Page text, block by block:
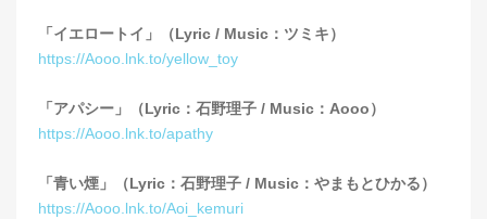
「イエロートイ」（Lyric / Music：ツミキ）
https://Aooo.lnk.to/yellow_toy
「アパシー」（Lyric：石野理子 / Music：Aooo）
https://Aooo.lnk.to/apathy
「青い煙」（Lyric：石野理子 / Music：やまもとひかる）
https://Aooo.lnk.to/Aoi_kemuri